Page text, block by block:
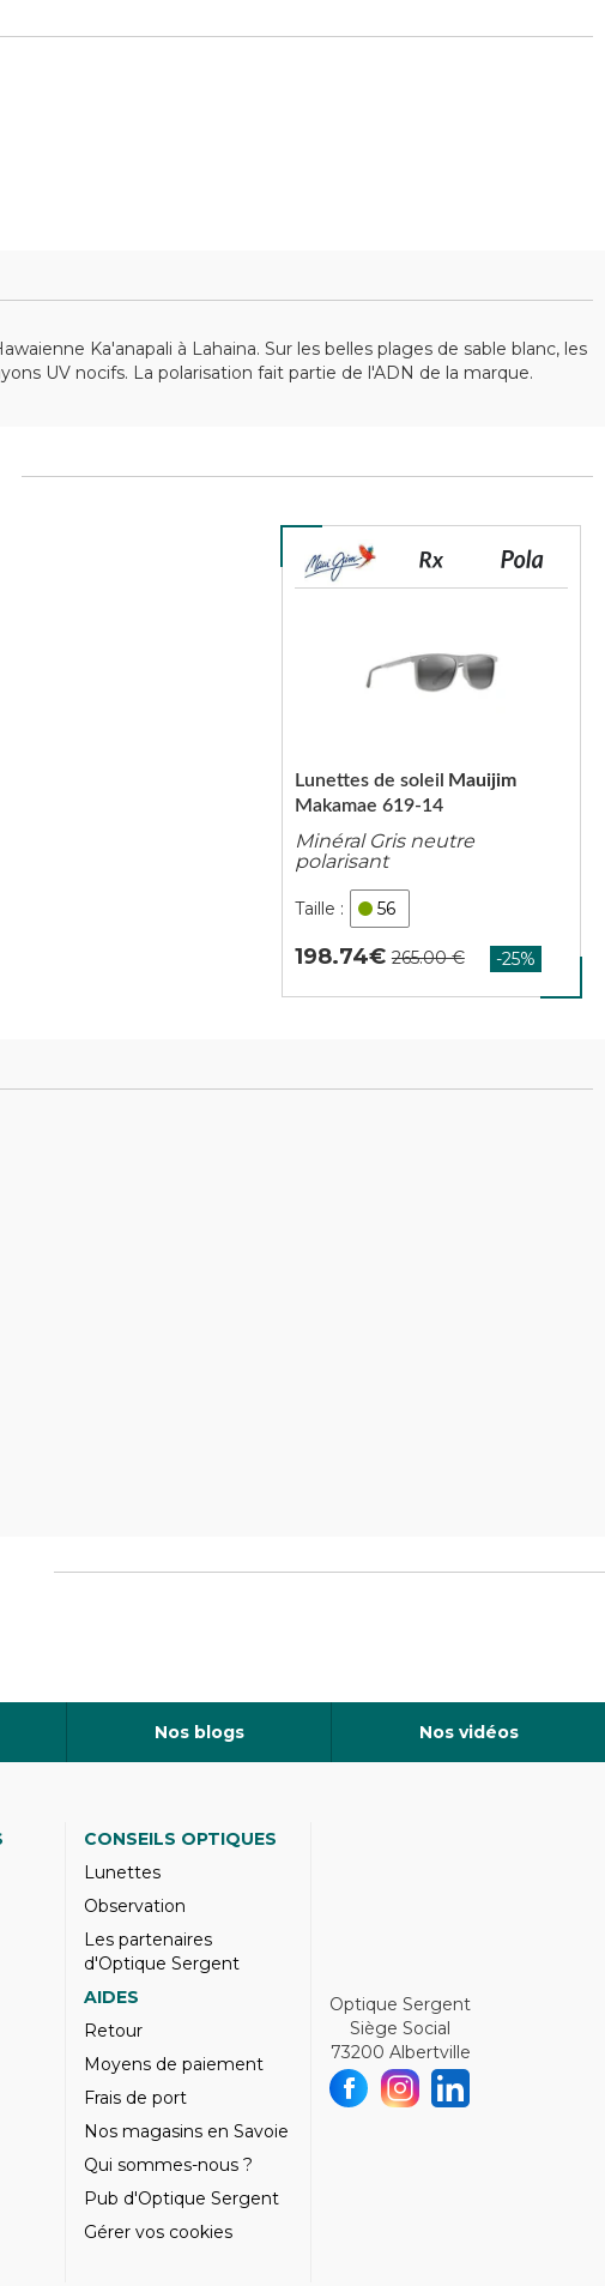
Ka'anapali à Lahaina. Sur les belles plages de sable blanc, les
UV nocifs. La polarisation fait partie de l'ADN de la marque.
Makamae 619-14
Lunettes de soleil Mauijim
Minéral Gris neutre
polarisant
56
198.74
Nos blogs Nos vidéos
CONSEILS OPTIQUES
Lunettes
Observation
Les partenaires
d'Optique Sergent
AIDES
Retour
Moyens de paiement
Frais de port
Nos magasins en Savoie
Qui sommes-nous ?
Pub d'Optique Sergent
Gérer vos cookies
Optique Sergent
Siège Social
73200 Albertville